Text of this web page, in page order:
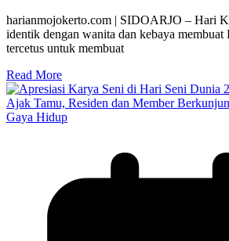
harianmojokerto.com | SIDOARJO – Hari
identik dengan wanita dan kebaya membuat
tercetus untuk membuat
Read More
Gaya Hidup